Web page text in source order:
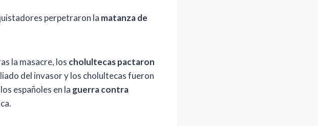
perpetraron la matanza de
la masacre, los cholultecas pactaron
del invasor y los cholultecas fueron
españoles en la guerra contra